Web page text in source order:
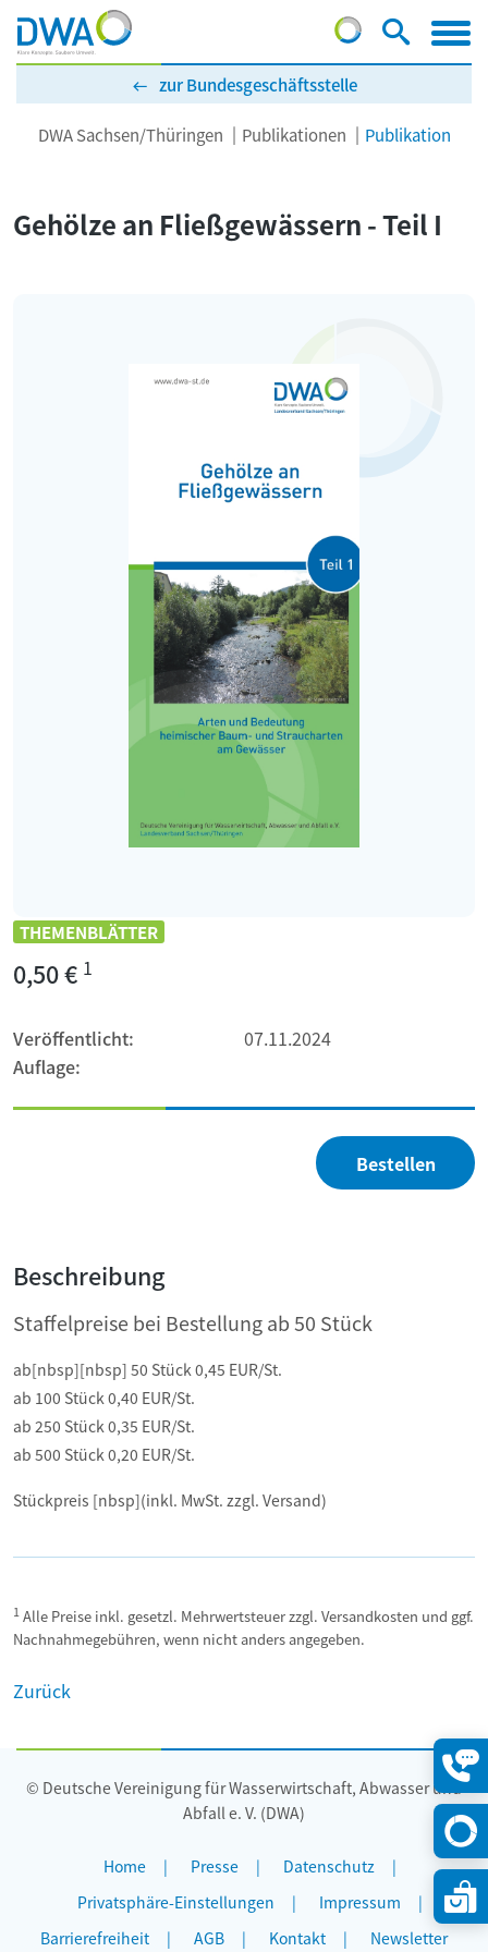
zur Bundesgeschäftsstelle
DWA Sachsen/Thüringen Publikationen Publikation
Gehölze an Fließgewässern - Teil I
THEMENBLÄTTER
0,50 € 1
Veröffentlicht:
07.11.2024
Auflage:
Bestellen
Beschreibung
Staffelpreise bei Bestellung ab 50 Stück
ab[nbsp][nbsp] 50 Stück 0,45 EUR/St.
ab 100 Stück 0,40 EUR/St.
ab 250 Stück 0,35 EUR/St.
ab 500 Stück 0,20 EUR/St.
Stückpreis [nbsp](inkl. MwSt. zzgl. Versand)
1 Alle Preise inkl. gesetzl. Mehrwertsteuer zzgl. Versandkosten und ggf.
Nachnahmegebühren, wenn nicht anders angegeben.
Zurück
© Deutsche Vereinigung für Wasserwirtschaft, Abwasser und
Abfall e. V. (DWA)
Home Presse
Datenschutz
Privatsphäre-Einstellungen
Impressum
Barrierefreiheit
AGB Kontakt Newsletter